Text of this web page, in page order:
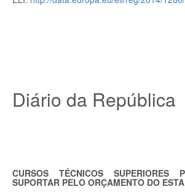
Diário da República
CURSOS TÉCNICOS SUPERIORES
SUPORTAR PELO ORÇAMENTO DO